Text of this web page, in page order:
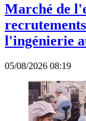
Marché de
l'ingénierie
05/08/2026 08:19